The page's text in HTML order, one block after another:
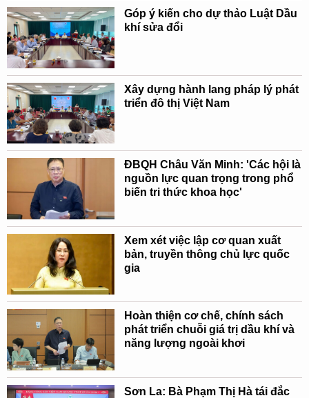
Góp ý kiến cho dự thảo Luật Dầu
khí sửa đổi
Xây dựng hành lang pháp lý phát
triển đô thị Việt Nam
ĐBQH Châu Văn Minh: 'Các hội là
nguồn lực quan trọng trong phổ
biến tri thức khoa học'
Xem xét việc lập cơ quan xuất
bản, truyền thông chủ lực quốc
gia
Hoàn thiện cơ chế, chính sách
phát triển chuỗi giá trị dầu khí và
năng lượng ngoài khơi
Sơn La: Bà Phạm Thị Hà tái đắc